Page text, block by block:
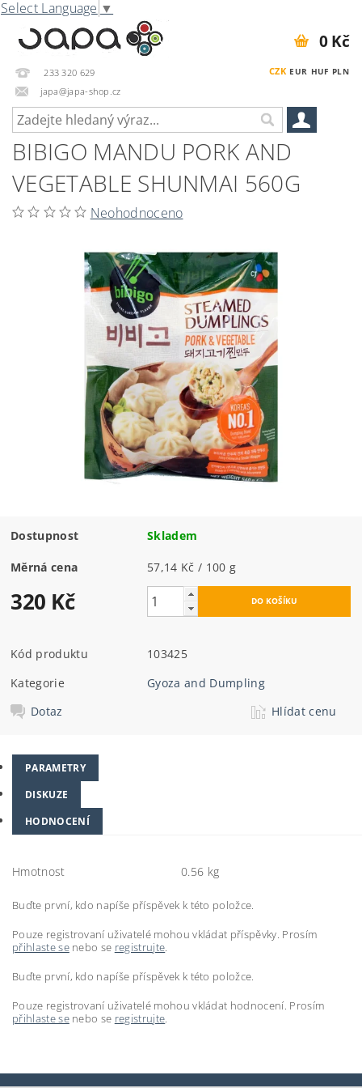
Select Language ▼
233 320 629
japa@japa-shop.cz
CZK EUR HUF PLN
0 Kč
BIBIGO MANDU PORK AND
VEGETABLE SHUNMAI 560G
Neohodnoceno
Dostupnost Skladem
Měrná cena 57,14 Kč / 100 g
320 Kč
Kód produktu
103425
Kategorie
Gyoza and Dumpling
Dotaz
Hlídat cenu
PARAMETRY
DISKUZE
HODNOCENÍ
Hmotnost 0.56 kg
Buďte první, kdo napíše příspěvek k této položce.
Pouze registrovaní uživatelé mohou vkládat příspěvky. Prosím
přihlaste senebo se registrujte.
Buďte první, kdo napíše příspěvek k této položce.
Pouze registrovaní uživatelé mohou vkládat hodnocení. Prosím
přihlaste senebo se registrujte.